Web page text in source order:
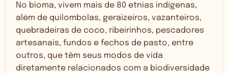
No bioma, vivem mais de 80 etnias indígenas,
além de quilombolas, geraizeiros, vazanteiros,
quebradeiras de coco, ribeirinhos, pescadores
artesanais, fundos e fechos de pasto, entre
outros, que têm seus modos de vida
diretamente relacionados com a biodiversidade